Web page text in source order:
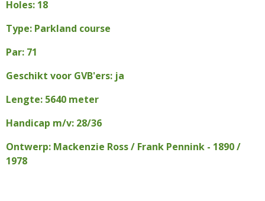
Holes: 18
Type: Parkland course
Par: 71
Geschikt voor GVB'ers: ja
Lengte: 5640 meter
Handicap m/v: 28/36
Ontwerp: Mackenzie Ross / Frank Pennink - 1890 /
1978